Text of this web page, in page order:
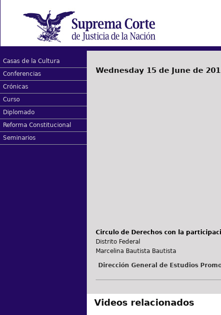
Casas de la Cultura
Conferencias
Crónicas
Curso
Diplomado
Reforma Constitucional
Seminarios
Wednesday 15 de June de
Circulo de Derechos con la
Distrito Federal
Marcelina Bautista Bautista
Dirección General de Estudios
Videos relacionados